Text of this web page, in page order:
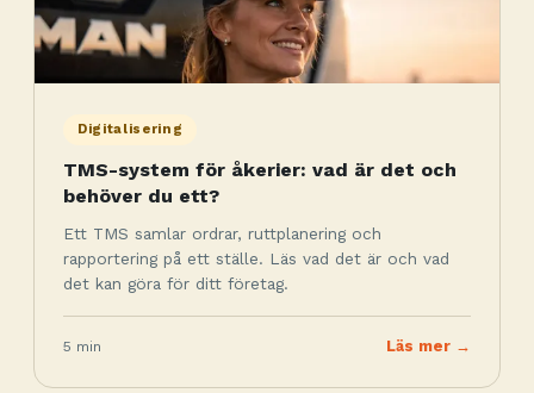
Digitalisering
TMS-system för åkerier: vad är det och
behöver du ett?
Ett TMS samlar ordrar, ruttplanering och
rapportering på ett ställe. Läs vad det är och vad
det kan göra för ditt företag.
5 min Läs mer →